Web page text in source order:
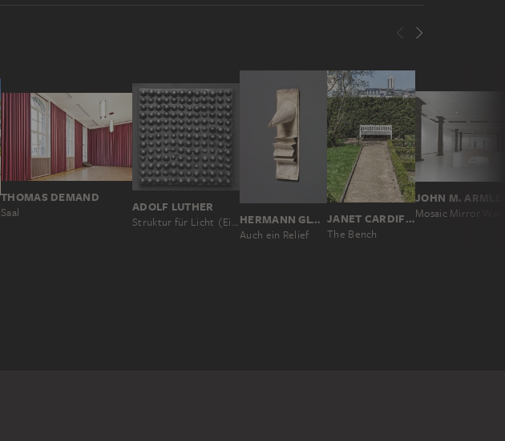
THOMAS DEMAND
Saal ADOLF LUTHER
Struktur für Licht (Eierrelief) HERMANN GLÖCKNER
Auch ein Relief
JANET CARDIFF, GEORGE BURES MILLER
The Bench
JOHN M.
Mosaic Mirror